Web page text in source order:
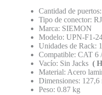
Cantidad de
Tipo de conector:
Marca: SIEMON
Modelo: UPN-F1-
Unidades de Rack:
Compatible: CAT 6
Vacío: Sin Jacks (
Material: Acero
Dimensiones:
Peso: 0.87 kg